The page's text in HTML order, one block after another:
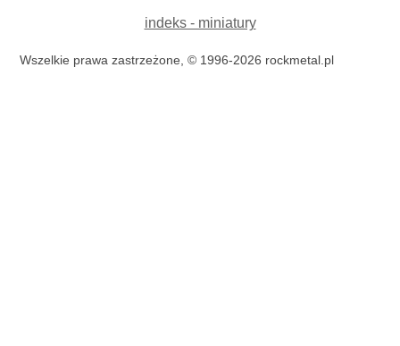
indeks - miniatury
Wszelkie prawa zastrzeżone, © 1996-2026 rockmetal.pl